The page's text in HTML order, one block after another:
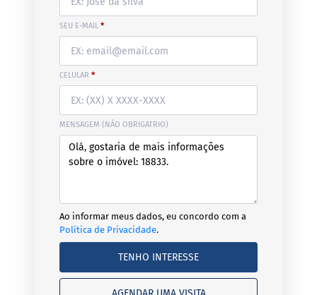
SEU E-MAIL *
CELULAR *
MENSAGEM (NÃO OBRIGATRIO)
Ao informar meus dados, eu concordo com a
Política de Privacidade.
TENHO INTERESSE